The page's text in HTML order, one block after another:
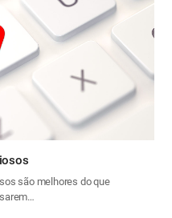
são melhores do que